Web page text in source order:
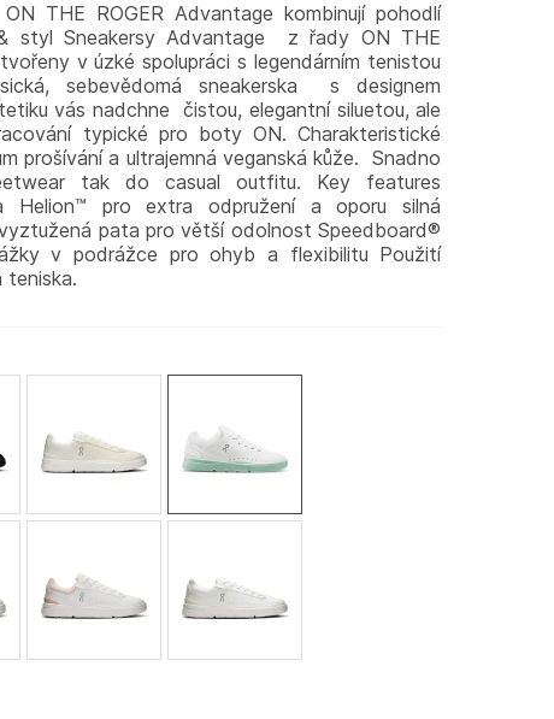
THE ROGER Advantage kombinují pohodlí
styl Sneakersy Advantage z řady ON THE
v úzké spolupráci s legendárním tenistou
sebevědomá sneakerska s designem
vás nadchne čistou, elegantní siluetou, ale
typické pro boty ON. Charakteristické
prošívání a ultrajemná veganská kůže. Snadno
tak do casual outfitu. Key features
Helion™ pro extra odpružení a oporu silná
pata pro větší odolnost Speedboard®
v podrážce pro ohyb a flexibilitu Použití
teniska.